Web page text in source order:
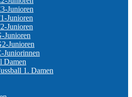
Junioren
Junioren
Junioren
Junioren
Junioren
Juniorinnen
Damen
1. Damen